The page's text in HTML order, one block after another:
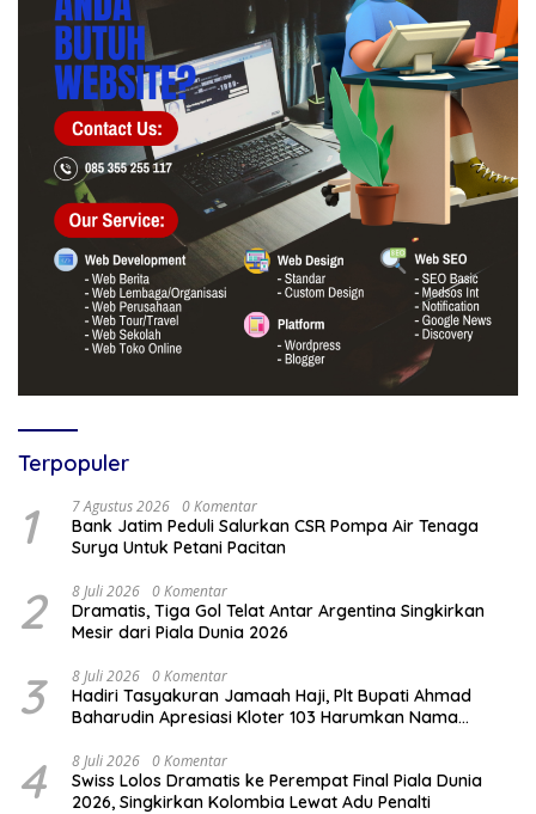
Terpopuler
1 7 Agustus 2026 0 Komentar
Bank Jatim Peduli Salurkan CSR Pompa Air Tenaga
Surya Untuk Petani Pacitan
2 8 Juli 2026 0 Komentar
Dramatis, Tiga Gol Telat Antar Argentina Singkirkan
Mesir dari Piala Dunia 2026
3 8 Juli 2026 0 Komentar
Hadiri Tasyakuran Jamaah Haji, Plt Bupati Ahmad
Baharudin Apresiasi Kloter 103 Harumkan Nama
4 8 Juli 2026 0 Komentar
Swiss Lolos Dramatis ke Perempat Final Piala Dunia
2026, Singkirkan Kolombia Lewat Adu Penalti